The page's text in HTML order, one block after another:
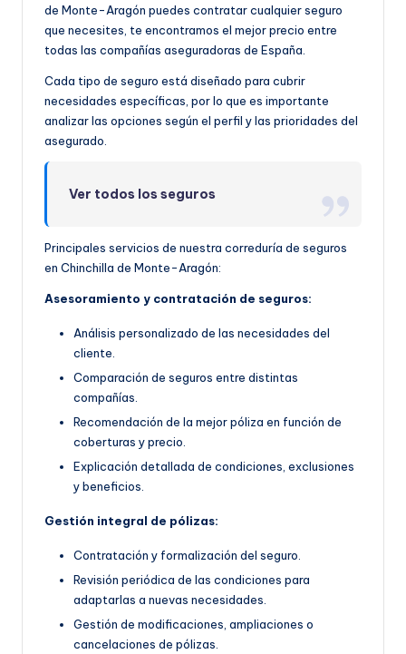
de Monte-Aragón puedes contratar cualquier seguro
que necesites, te encontramos el mejor precio entre
todas las compañías aseguradoras de España.
Cada tipo de seguro está diseñado para cubrir
necesidades específicas, por lo que es importante
analizar las opciones según el perfil y las prioridades del
asegurado.
Ver todos los seguros
Principales servicios de nuestra correduría de seguros
en Chinchilla de Monte-Aragón:
Asesoramiento y contratación de seguros:
Análisis personalizado de las necesidades del
cliente.
Comparación de seguros entre distintas
compañías.
Recomendación de la mejor póliza en función de
coberturas y precio.
Explicación detallada de condiciones, exclusiones
y beneficios.
Gestión integral de pólizas:
Contratación y formalización del seguro.
Revisión periódica de las condiciones para
adaptarlas a nuevas necesidades.
Gestión de modificaciones, ampliaciones o
cancelaciones de pólizas.